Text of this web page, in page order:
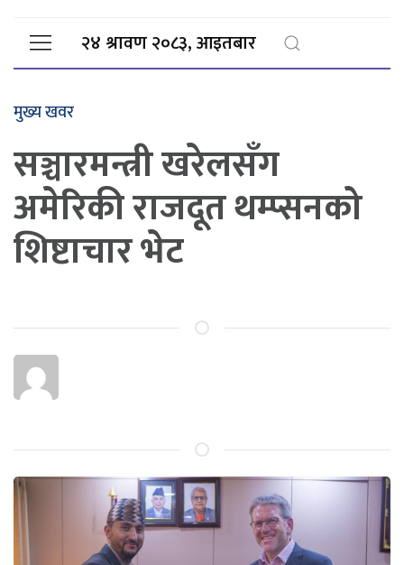
२४ श्रावण २०८३, आइतबार
मुख्य खवर
सञ्चारमन्त्री खरेलसँग
अमेरिकी राजदूत थम्प्सनको
शिष्टाचार भेट